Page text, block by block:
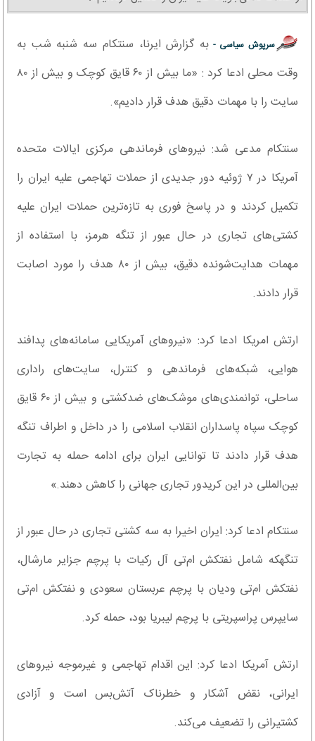
سرپوش سیاسی -به گزارش ایرنا، سنتکام سه شنبه شب به
وقت محلی ادعا کرد : «ما بیش از ۶۰ قایق کوچک و بیش از ۸۰
سایت را با مهمات دقیق هدف قرار دادیم».
سنتکام مدعی شد: نیروهای فرماندهی مرکزی ایالات متحده
آمریکا در ۷ ژوئیه دور جدیدی از حملات تهاجمی علیه ایران را
تکمیل کردند و در پاسخ فوری به تازه‌ترین حملات ایران علیه
کشتی‌های تجاری در حال عبور از تنگه هرمز، با استفاده از
مهمات هدایت‌شونده دقیق، بیش از ۸۰ هدف را مورد اصابت
قرار دادند.
ارتش امریکا ادعا کرد: «نیروهای آمریکایی سامانه‌های پدافند
هوایی، شبکه‌های فرماندهی و کنترل، سایت‌های راداری
ساحلی، توانمندی‌های موشک‌های ضدکشتی و بیش از ۶۰ قایق
کوچک سپاه پاسداران انقلاب اسلامی را در داخل و اطراف تنگه
هدف قرار دادند تا توانایی ایران برای ادامه حمله به تجارت
بین‌المللی در این کریدور تجاری جهانی را کاهش دهند.»
سنتکام ادعا کرد: ایران اخیرا به سه کشتی تجاری در حال عبور از
تنگهکه شامل نفتکش ام‌تی آل رکیات با پرچم جزایر مارشال،
نفتکش ام‌تی ودیان با پرچم عربستان سعودی و نفتکش ام‌تی
سایپرس پراسپریتی با پرچم لیبریا بود، حمله کرد.
ارتش آمریکا ادعا کرد: این اقدام تهاجمی و غیرموجه نیروهای
ایرانی، نقض آشکار و خطرناک آتش‌بس است و آزادی
کشتیرانی را تضعیف می‌کند.